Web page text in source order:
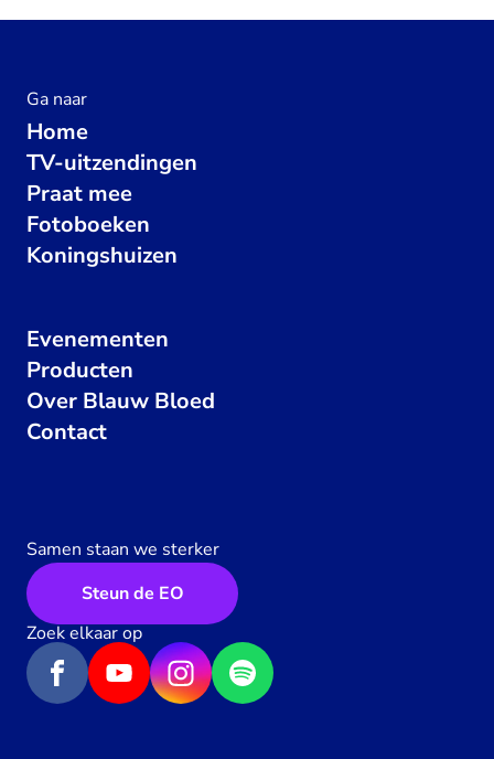
Ga naar
Home
TV-uitzendingen
Praat mee
Fotoboeken
Koningshuizen
Evenementen
Producten
Over Blauw Bloed
Contact
Samen staan we sterker
Steun de EO
Zoek elkaar op